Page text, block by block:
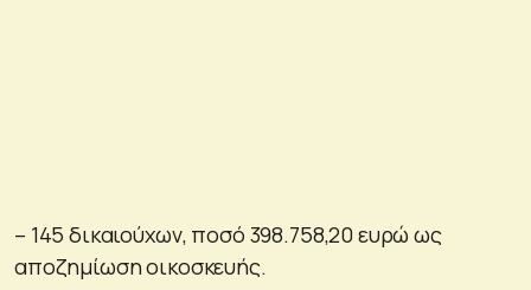
– 145 δικαιούχων, ποσό 398.758,20 ευρώ ως
αποζημίωση οικοσκευής.